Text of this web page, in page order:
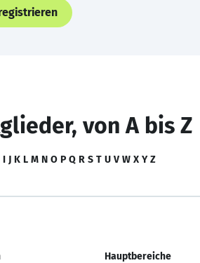
von A bis Z
I J K L M N O P Q R S T U V W X Y Z
Hauptbereiche